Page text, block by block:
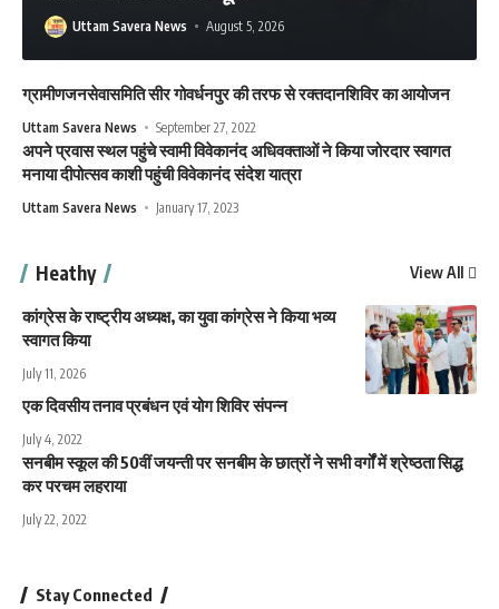
Uttam Savera News August 5, 2026
ग्रामीणजनसेवासमिति सीर गोवर्धनपुर की तरफ से रक्तदानशिविर का आयोजन
Uttam Savera News September 27, 2022
अपने प्रवास स्थल पहुंचे स्वामी विवेकानंद अधिवक्ताओं ने किया जोरदार स्वागत
मनाया दीपोत्सव काशी पहुंची विवेकानंद संदेश यात्रा
Uttam Savera News January 17, 2023
Heathy View All
कांग्रेस के राष्ट्रीय अध्यक्ष, का युवा कांग्रेस ने किया भव्य
स्वागत किया
July 11, 2026
एक दिवसीय तनाव प्रबंधन एवं योग शिविर संपन्न
July 4, 2022
सनबीम स्कूल की 50वीं जयन्ती पर सनबीम के छात्रों ने सभी वर्गों में श्रेष्ठता सिद्ध
कर परचम लहराया
July 22, 2022
Stay Connected